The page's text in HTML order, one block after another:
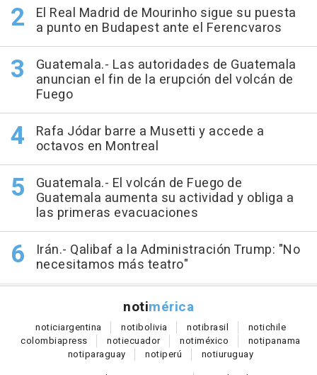
El Real Madrid de Mourinho sigue su puesta
a punto en Budapest ante el Ferencvaros
Guatemala.- Las autoridades de Guatemala
anuncian el fin de la erupción del volcán de
Fuego
Rafa Jódar barre a Musetti y accede a
octavos en Montreal
Guatemala.- El volcán de Fuego de
Guatemala aumenta su actividad y obliga a
las primeras evacuaciones
Irán.- Qalibaf a la Administración Trump: "No
necesitamos más teatro"
notimérica
noticiargentina notibolivia notibrasil notichile
colombiapress notiecuador notiméxico notipanama
notiparaguay notiperú notiuruguay